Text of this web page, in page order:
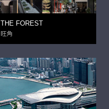
THE FOREST
旺角